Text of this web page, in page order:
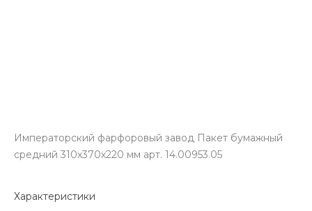
Императорский фарфоровый завод Пакет бумажный
средний 310х370х220 мм арт. 14.00953.05
Характеристики